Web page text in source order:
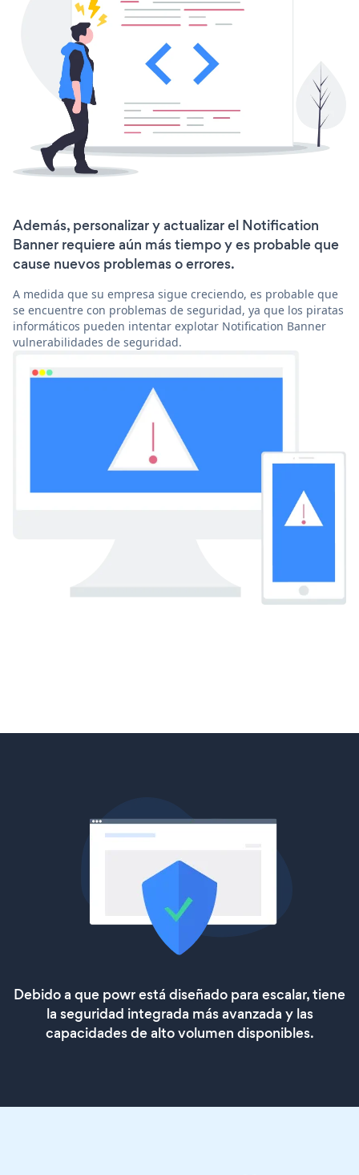
Además, personalizar y actualizar el Notification
Banner requiere aún más tiempo y es probable que
cause nuevos problemas o errores.
A medida que su empresa sigue creciendo, es probable que
se encuentre con problemas de seguridad, ya que los piratas
informáticos pueden intentar explotar Notification Banner
vulnerabilidades de seguridad.
Debido a que powr está diseñado para escalar, tiene
la seguridad integrada más avanzada y las
capacidades de alto volumen disponibles.